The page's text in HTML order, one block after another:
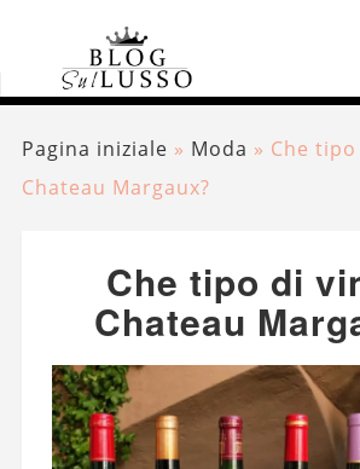
Pagina iniziale » Moda » Che
Chateau Margaux?
Che tipo di
Chateau